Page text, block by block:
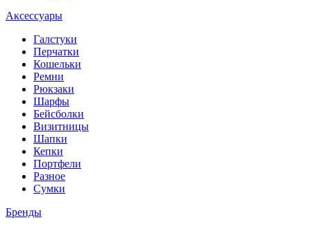
Аксессуары
Галстуки
Перчатки
Кошельки
Ремни
Рюкзаки
Шарфы
Бейсболки
Визитницы
Шапки
Кепки
Портфели
Разное
Сумки
Бренды